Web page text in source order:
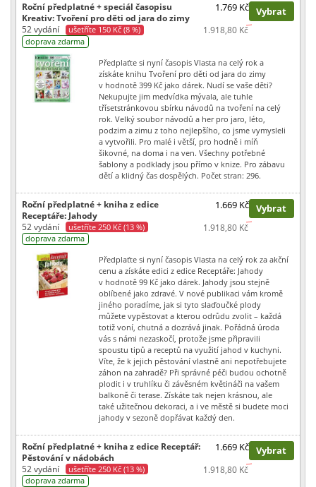
Roční předplatné + speciál časopisu
Kreativ: Tvoření pro děti od jara do zimy
52 vydání
ušetříte 150 Kč (8 %)
doprava zdarma
1.769 Kč
1.918,80 Kč
Vybrat
Předplaťte si nyní časopis Vlasta na celý rok a
získáte knihu Tvoření pro děti od jara do zimy
v hodnotě 399 Kč jako dárek. Nudí se vaše děti?
Nekupujte jim medvídka mývala, ale tuhle
třísetstránkovou sbírku návodů na tvoření na celý
rok. Velký soubor návodů a her pro jaro, léto,
podzim a zimu z toho nejlepšího, co jsme vymysleli
a vytvořili. Pro malé i větší, pro hodně i míň
šikovné, na doma i na ven. Všechny potřebné
šablony a podklady jsou přímo v knize. Pro zábavu
dětí a klidný čas dospělých. Počet stran: 296.
Roční předplatné + kniha z edice
Receptáře: Jahody
52 vydání
ušetříte 250 Kč (13 %)
doprava zdarma
1.669 Kč
1.918,80 Kč
Vybrat
Předplaťte si nyní časopis Vlasta na celý rok za akční
cenu a získáte edici z edice Receptáře: Jahody
v hodnotě 99 Kč jako dárek. Jahody jsou stejně
oblíbené jako zdravé. V nové publikaci vám kromě
jiného poradíme, jak si tyto slaďoučké plody
můžete vypěstovat a kterou odrůdu zvolit – každá
totiž voní, chutná a dozrává jinak. Pořádná úroda
vás s námi nezaskočí, protože jsme připravili
spoustu tipů a receptů na využití jahod v kuchyni.
Víte, že k jejich pěstování vlastně ani nepotřebujete
záhon na zahradě? Při správné péči budou ochotně
plodit i v truhlíku či závěsném květináči na vašem
balkoně či terase. Získáte tak nejen krásnou, ale
také užitečnou dekoraci, a i ve městě si budete moci
jahody v sezoně dopřávat každý den.
Roční předplatné + kniha z edice Receptář:
Pěstování v nádobách
52 vydání
ušetříte 250 Kč (13 %)
doprava zdarma
1.669 Kč
1.918,80 Kč
Vybrat